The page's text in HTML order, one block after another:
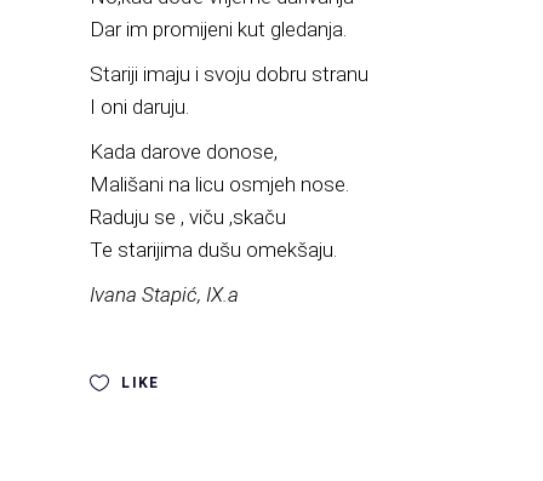
Dar im promijeni kut gledanja.
Stariji imaju i svoju dobru stranu
I oni daruju.
Kada darove donose,
Mališani na licu osmjeh nose.
Raduju se , viču ,skaču
Te starijima dušu omekšaju.
Ivana Stapić, IX.a
LIKE